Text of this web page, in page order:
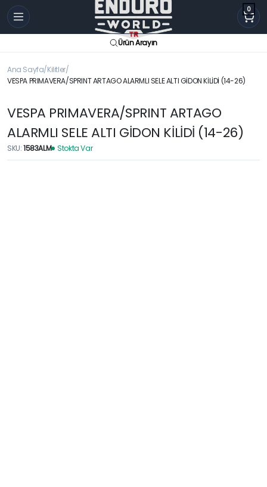
0
Ürün Arayın
Ana Sayfa Kilitler
VESPA PRIMAVERA/SPRINT ARTAGO ALARMLI SELE ALTI GİDON KİLİDİ (14-26)
VESPA PRIMAVERA/SPRINT ARTAGO
ALARMLI SELE ALTI GİDON KİLİDİ (14-26)
SKU:1583ALM Stokta Var